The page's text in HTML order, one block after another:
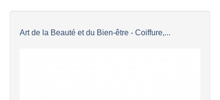
Art de la Beauté et du Bien-être - Coiffure,...